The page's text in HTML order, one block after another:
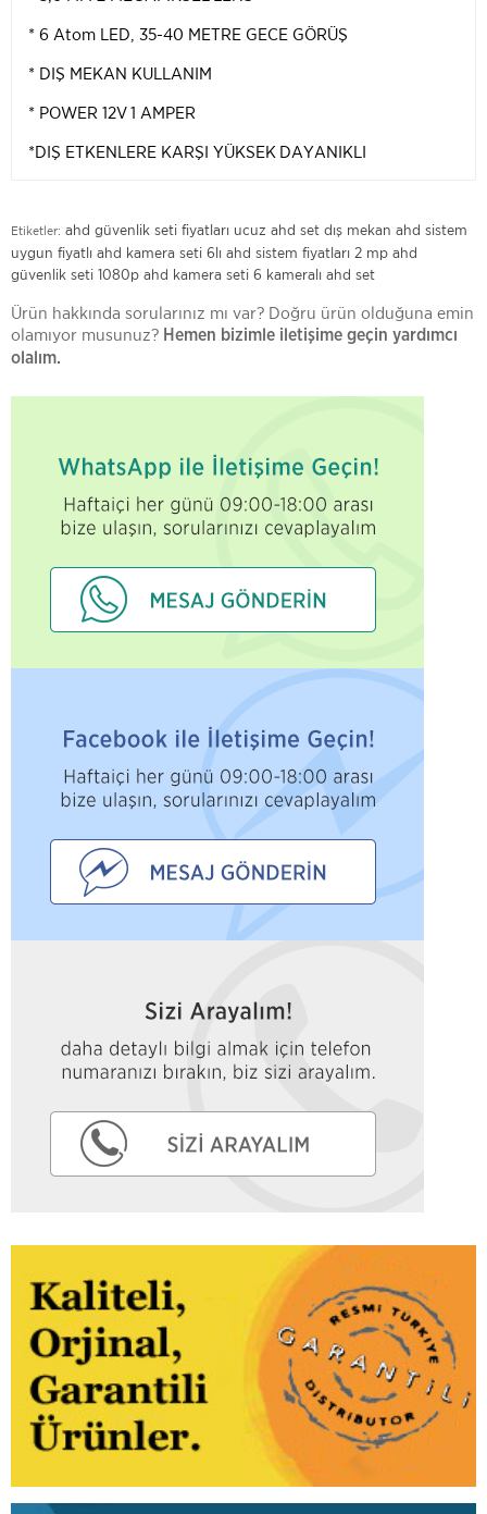
* 6 Atom LED, 35-40 METRE GECE GÖRÜŞ
* DIŞ MEKAN KULLANIM
* POWER 12V 1 AMPER
*DIŞ ETKENLERE KARŞI YÜKSEK DAYANIKLI
Etiketler: ahd güvenlik seti fiyatları ucuz ahd set dış mekan ahd sistem
uygun fiyatlı ahd kamera seti 6lı ahd sistem fiyatları 2 mp ahd
güvenlik seti 1080p ahd kamera seti 6 kameralı ahd set
Ürün hakkında sorularınız mı var? Doğru ürün olduğuna emin
olamıyor musunuz? Hemen bizimle iletişime geçin yardımcı
olalım.